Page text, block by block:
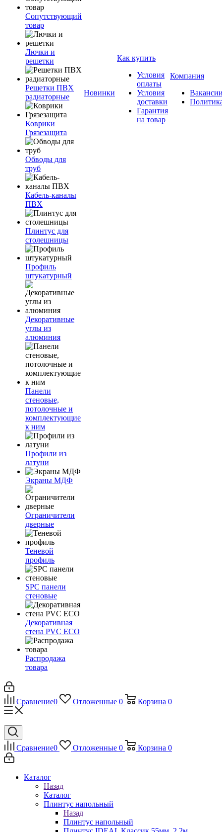
Сопутствующий
товар
Лючки и
решетки
Решетки ПВХ
радиаторные
Коврики
Грязезащита
Обводы для
труб
Кабель-каналы
ПВХ
Плинтус для
столешницы
Профиль
штукатурный
Декоративные
углы из
алюминия
Панели
стеновые,
потолочные и
комплектующие
к ним
Профили из
латуни
Экраны МДФ
Ограничители
дверные
Теневой
профиль
SPC панели
стеновые
Декоративная
стена PVC ECO
Распродажа
товара
Новинки
Как купить
Условия
оплаты
Условия
доставки
Гарантия
на товар
Компания
Сравнение0 Отложенные 0 Корзина 0
Сравнение0 Отложенные 0 Корзина 0
Каталог
Назад
Каталог
Плинтус напольный
Назад
Плинтус напольный